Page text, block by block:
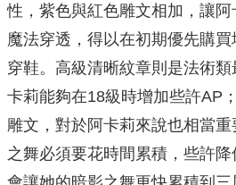
性，紫色與紅色雕文相加，讓
魔法穿透，得以在初期優先購
穿鞋。高級清晰紋章則是法術
卡莉能夠在18級時增加些許AP
雕文，對於阿卡莉來說也相當
之舞必須要花時間累積，些許